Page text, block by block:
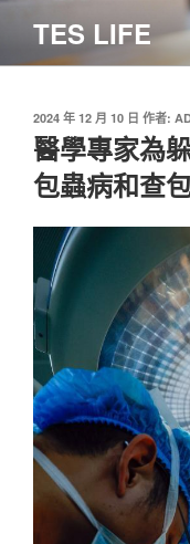
主
TES LIFE
發
佈
於
2024 年 12 月 10 日 作者:
醫學專家為
包蟲病和查